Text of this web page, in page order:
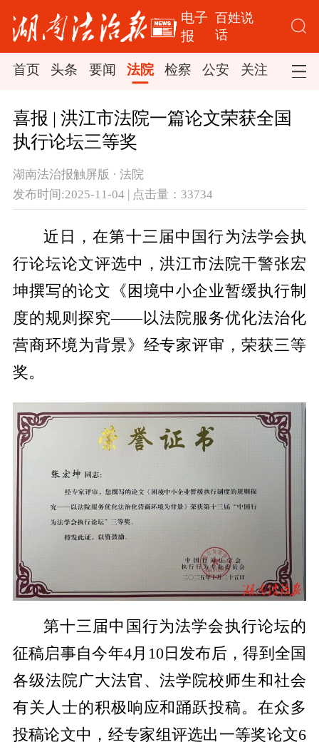
电子
报
百姓说
话
首页 头条 要闻 法院 检察 公安 关注 司法
喜报 | 洪江市法院一篇论文荣获全国
执行论坛三等奖
湖南法治报触屏版 · 法院
发布时间:2025-11-04 | 点击量：33734
近日，在第十三届中国行为法学会执
行论坛论文评选中，洪江市法院干警张宏
坤撰写的论文《困境中小企业暂缓执行制
度的规则探究——以法院服务优化法治化
营商环境为背景》经专家评审，荣获三等
奖。
第十三届中国行为法学会执行论坛的
征稿启事自今年4月10日发布后，得到全国
各级法院广大法官、法学院校师生和社会
有关人士的积极响应和踊跃投稿。在众多
投稿论文中，经专家组评选出一等奖论文6